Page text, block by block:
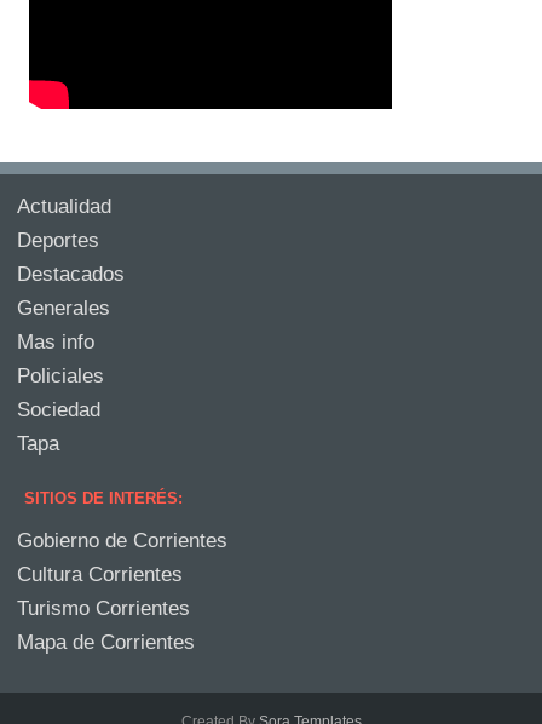
Actualidad
Deportes
Destacados
Generales
Mas info
Policiales
Sociedad
Tapa
SITIOS DE INTERÉS:
Gobierno de Corrientes
Cultura Corrientes
Turismo Corrientes
Mapa de Corrientes